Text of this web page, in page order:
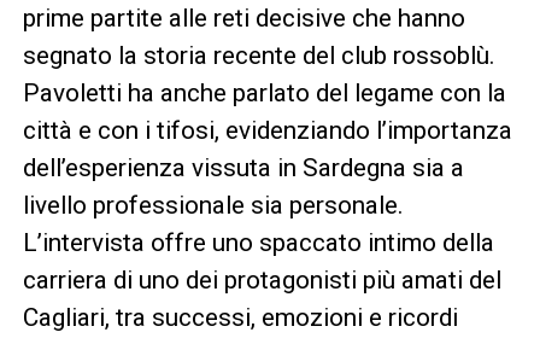
prime partite alle reti decisive che hanno
segnato la storia recente del club rossoblù.
Pavoletti ha anche parlato del legame con la
città e con i tifosi, evidenziando l’importanza
dell’esperienza vissuta in Sardegna sia a
livello professionale sia personale.
L’intervista offre uno spaccato intimo della
carriera di uno dei protagonisti più amati del
Cagliari, tra successi, emozioni e ricordi